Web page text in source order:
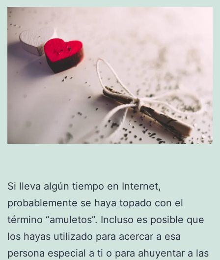
Si lleva algún tiempo en Internet,
probablemente se haya topado con el
término “amuletos”. Incluso es posible que
los hayas utilizado para acercar a esa
persona especial a ti o para ahuyentar a las